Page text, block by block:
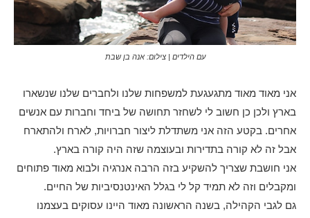
עם הילדים | צילום: אנה בן שבת
אני מאוד מאוד מתגעגעת למשפחות שלנו ולחברים שלנו שנשארו
בארץ ולכן כן חשוב לי לשחזר תחושה של ביחד וחברות עם אנשים
אחרים. בקטע הזה אני משתדלת ליצור חברויות, לארח ולהתארח
אבל זה לא קורה בתדירות ובעוצמה שזה היה קורה בארץ.
אני חושבת שצריך להשקיע בזה הרבה אנרגיה ולבוא מאוד פתוחים
ומקבלים וזה לא תמיד קל לי בגלל האינטנסיביות של החיים.
גם לגבי הקהילה, בשנה הראשונה מאוד היינו עסוקים בעצמנו